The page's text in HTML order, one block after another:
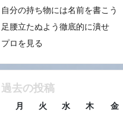
自分の持ち物には名前を書こう
足腰立たぬよう徹底的に潰せ
プロを見る
過去の投稿
月 火 水 木 金